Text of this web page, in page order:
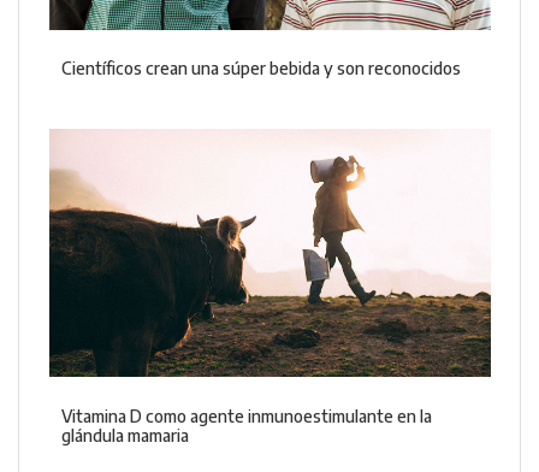
Científicos crean una súper bebida y son reconocidos
Vitamina D como agente inmunoestimulante en la
glándula mamaria